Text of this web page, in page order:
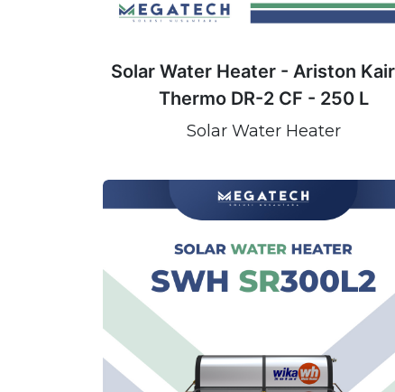
Solar Water Heater - Ariston
Thermo DR-2 CF - 250 L
Solar Water Heater